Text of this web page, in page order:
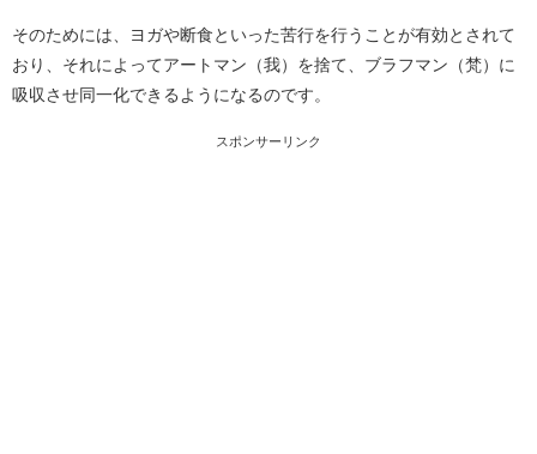
そのためには、ヨガや断食といった苦行を行うことが有効とされて
おり、それによってアートマン（我）を捨て、ブラフマン（梵）に
吸収させ同一化できるようになるのです。
スポンサーリンク